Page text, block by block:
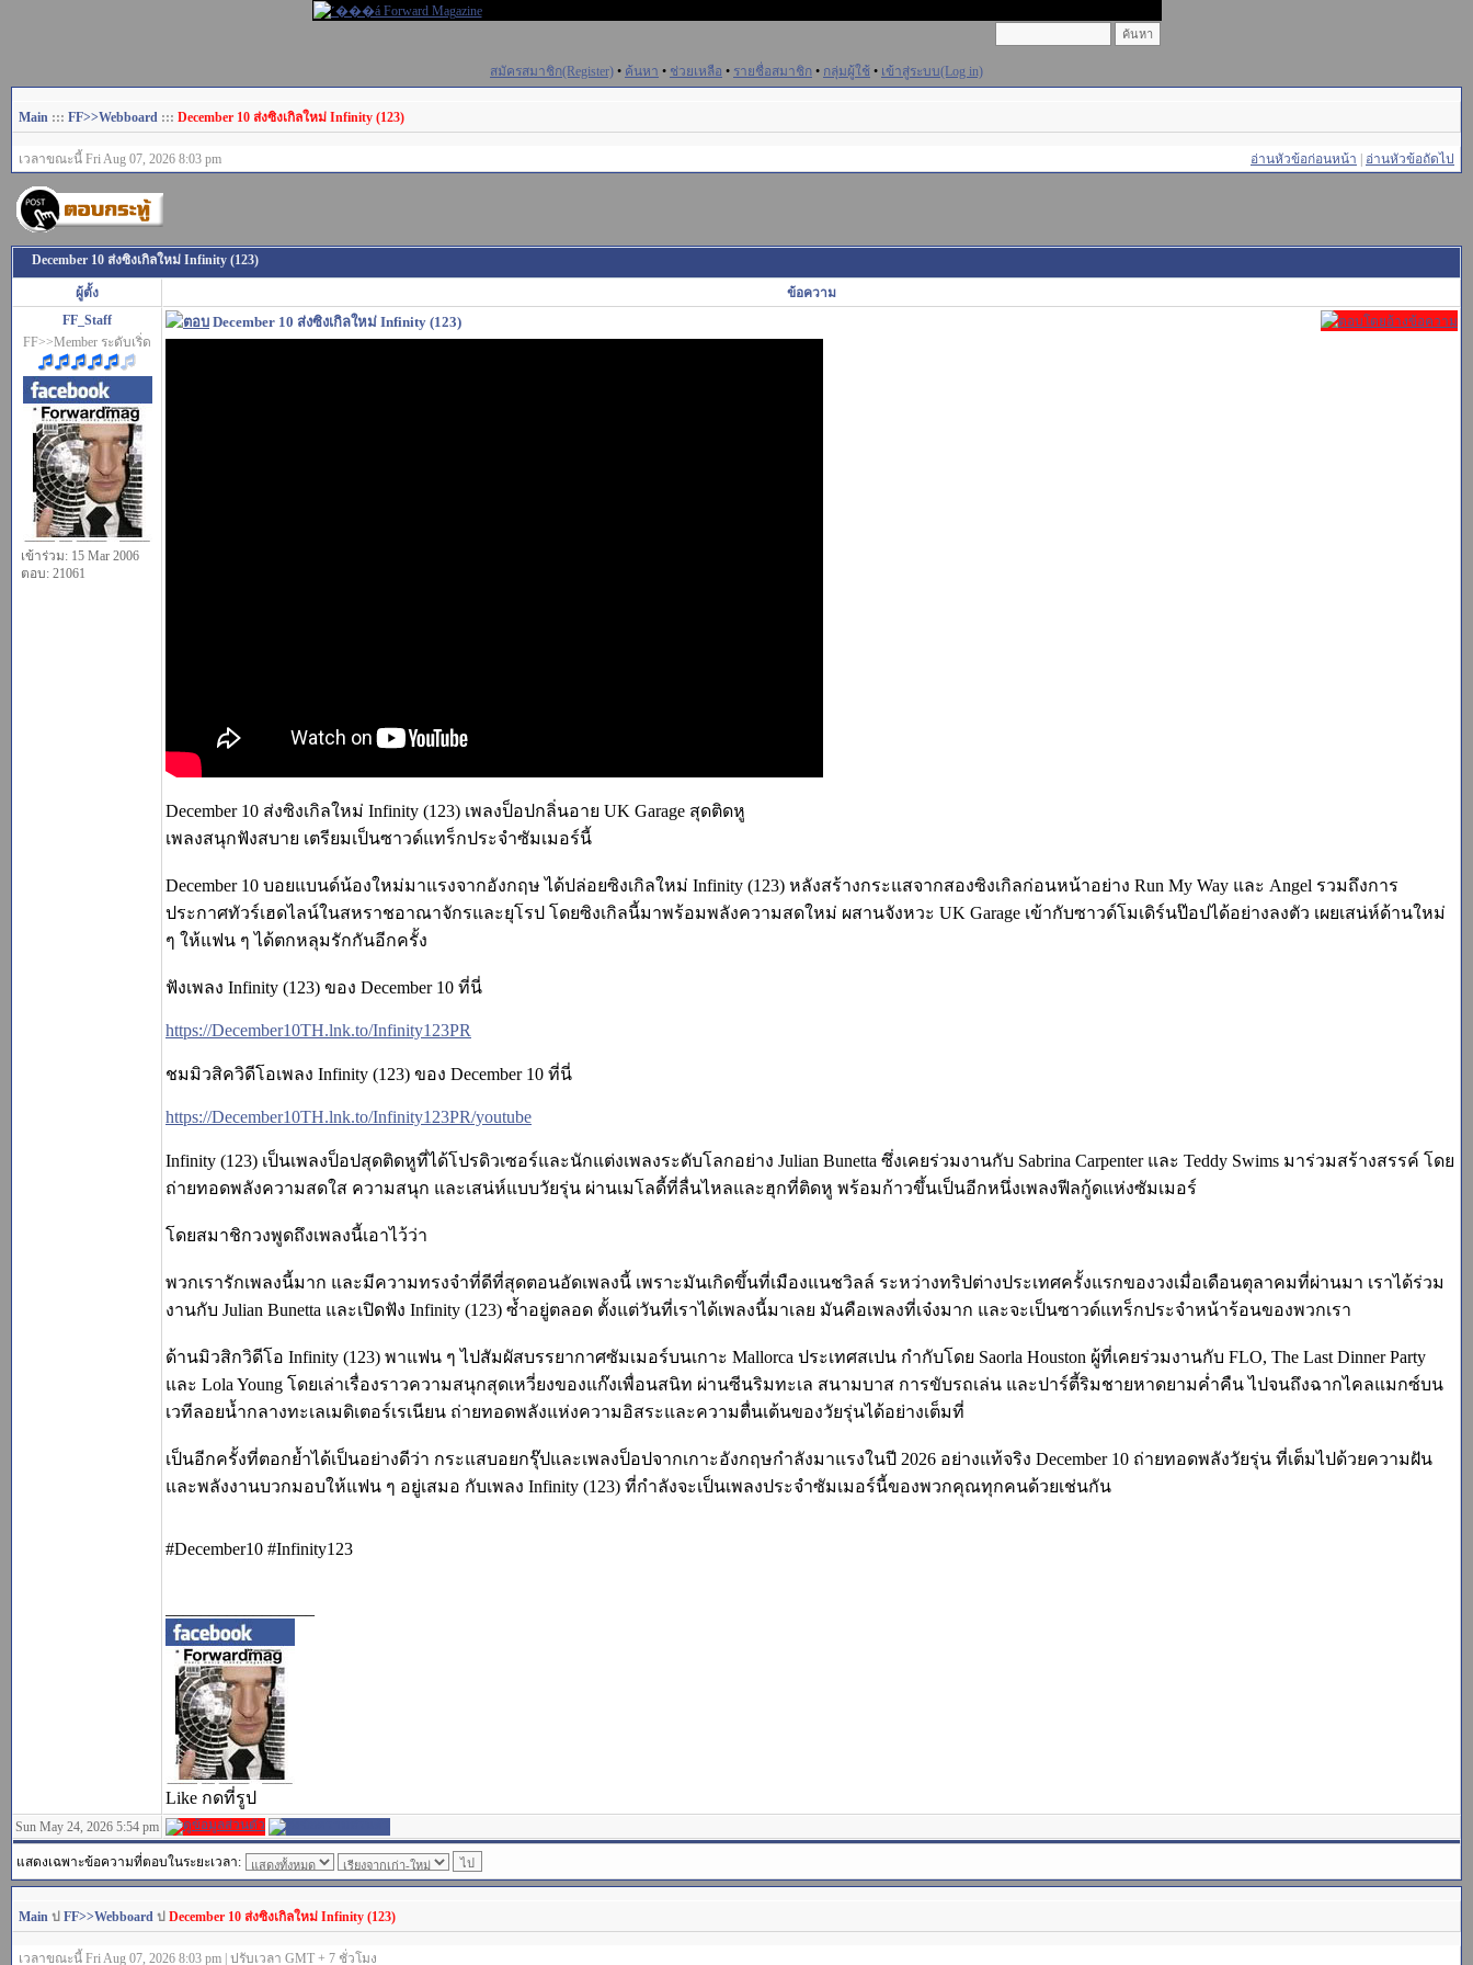
สมัครสมาชิก(Register) • ค้นหา • ช่วยเหลือ • รายชื่อสมาชิก • กลุ่มผู้ใช้ • เข้าสู่ระบบ(Log in)
Main ::: FF>>Webboard ::: December 10 ส่งซิงเกิลใหม่ Infinity (123)
เวลาขณะนี้ Fri Aug 07, 2026 8:03 pm อ่านหัวข้อก่อนหน้า อ่านหัวข้อถัดไป
December 10 ส่งซิงเกิลใหม่ Infinity (123)
ผู้ตั้ง
ข้อความ
FF_Staff
FF>>Member ระดับเริ่ด
เข้าร่วม: 15 Mar 2006
ตอบ: 21061
December 10 ส่งซิงเกิลใหม่ Infinity (123)
December 10 ส่งซิงเกิลใหม่ Infinity (123) เพลงป็อปกลิ่นอาย UK Garage สุดติดหู
เพลงสนุกฟังสบาย เตรียมเป็นซาวด์แทร็กประจำซัมเมอร์นี้
December 10 บอยแบนด์น้องใหม่มาแรงจากอังกฤษ ได้ปล่อยซิงเกิลใหม่ Infinity (123) หลังสร้างกระแสจากสองซิงเกิลก่อนหน้าอย่าง Run My Way และ Angel รวมถึงการ
ประกาศทัวร์เฮดไลน์ในสหราชอาณาจักรและยุโรป โดยซิงเกิลนี้มาพร้อมพลังความสดใหม่ ผสานจังหวะ UK Garage เข้ากับซาวด์โมเดิร์นป๊อปได้อย่างลงตัว เผยเสน่ห์ด้านใหม่
ๆ ให้แฟน ๆ ได้ตกหลุมรักกันอีกครั้ง
ฟังเพลง Infinity (123) ของ December 10 ที่นี่
https://December10TH.lnk.to/Infinity123PR
ชมมิวสิควิดีโอเพลง Infinity (123) ของ December 10 ที่นี่
https://December10TH.lnk.to/Infinity123PR/youtube
Infinity (123) เป็นเพลงป็อปสุดติดหูที่ได้โปรดิวเซอร์และนักแต่งเพลงระดับโลกอย่าง Julian Bunetta ซึ่งเคยร่วมงานกับ Sabrina Carpenter และ Teddy Swims มาร่วมสร้างสรรค์ โดย
ถ่ายทอดพลังความสดใส ความสนุก และเสน่ห์แบบวัยรุ่น ผ่านเมโลดี้ที่ลื่นไหลและฮุกที่ติดหู พร้อมก้าวขึ้นเป็นอีกหนึ่งเพลงฟีลกู้ดแห่งซัมเมอร์
โดยสมาชิกวงพูดถึงเพลงนี้เอาไว้ว่า
พวกเรารักเพลงนี้มาก และมีความทรงจำที่ดีที่สุดตอนอัดเพลงนี้ เพราะมันเกิดขึ้นที่เมืองแนชวิลล์ ระหว่างทริปต่างประเทศครั้งแรกของวงเมื่อเดือนตุลาคมที่ผ่านมา เราได้ร่วม
งานกับ Julian Bunetta และเปิดฟัง Infinity (123) ซ้ำอยู่ตลอด ตั้งแต่วันที่เราได้เพลงนี้มาเลย มันคือเพลงที่เจ๋งมาก และจะเป็นซาวด์แทร็กประจำหน้าร้อนของพวกเรา
ด้านมิวสิกวิดีโอ Infinity (123) พาแฟน ๆ ไปสัมผัสบรรยากาศซัมเมอร์บนเกาะ Mallorca ประเทศสเปน กำกับโดย Saorla Houston ผู้ที่เคยร่วมงานกับ FLO, The Last Dinner Party
และ Lola Young โดยเล่าเรื่องราวความสนุกสุดเหวี่ยงของแก๊งเพื่อนสนิท ผ่านซีนริมทะเล สนามบาส การขับรถเล่น และปาร์ตี้ริมชายหาดยามค่ำคืน ไปจนถึงฉากไคลแมกซ์บน
เวทีลอยน้ำกลางทะเลเมดิเตอร์เรเนียน ถ่ายทอดพลังแห่งความอิสระและความตื่นเต้นของวัยรุ่นได้อย่างเต็มที่
เป็นอีกครั้งที่ตอกย้ำได้เป็นอย่างดีว่า กระแสบอยกรุ๊ปและเพลงป็อปจากเกาะอังกฤษกำลังมาแรงในปี 2026 อย่างแท้จริง December 10 ถ่ายทอดพลังวัยรุ่น ที่เต็มไปด้วยความฝัน
และพลังงานบวกมอบให้แฟน ๆ อยู่เสมอ กับเพลง Infinity (123) ที่กำลังจะเป็นเพลงประจำซัมเมอร์นี้ของพวกคุณทุกคนด้วยเช่นกัน
#December10 #Infinity123
Like กดที่รูป
Sun May 24, 2026 5:54 pm
แสดงเฉพาะข้อความที่ตอบในระยะเวลา:
Main ป FF>>Webboard ป December 10 ส่งซิงเกิลใหม่ Infinity (123)
เวลาขณะนี้ Fri Aug 07, 2026 8:03 pm | ปรับเวลา GMT + 7 ชั่วโมง